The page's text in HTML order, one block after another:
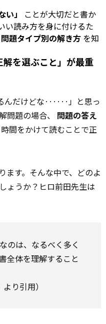
い」
ことが大切だと書か
い読み方を身に付けるた
問題タイプ別の解き方 を知
解を選ぶこと」が最重
んだけどな‥‥‥」と思っ
問題の場合、 問題の答え
間をかけて読むことで正
ます。そんな中で、どのよ
ょうか？ヒロ前田先生は
のは、なるべく多く
全体を理解すること
り引用）